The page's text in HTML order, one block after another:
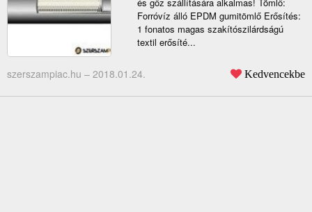
és gőz szállítására alkalmas! Tömlő:
Forróvíz álló EPDM gumitömlő Erősítés:
1 fonatos magas szakítószilárdságú
textil erősíté...
szerszampiac.hu – 2018.01.24. Kedvencekbe